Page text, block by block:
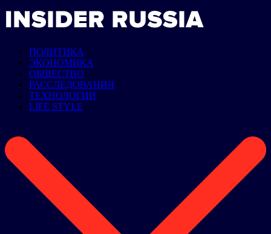
ПОЛИТИКА
ЭКОНОМИКА
ОБЩЕСТВО
РАССЛЕДОВАНИЯ
ТЕХНОЛОГИИ
LIFE STYLE